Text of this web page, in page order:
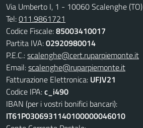
Via Umberto I, 1 - 10060 Scalenghe (TO)
Tel:011.9861721
Codice Fiscale:85003410017
Partita IVA:02920980014
P.E.C.:scalenghe@cert.ruparpiemonte.it
Email:scalenghe@ruparpiemonte.it
Fatturazione Elettronica: UFJV21
Codice IPA:c_i490
IBAN (per i vostri bonifici bancari):
IT61P0306931140100000046010